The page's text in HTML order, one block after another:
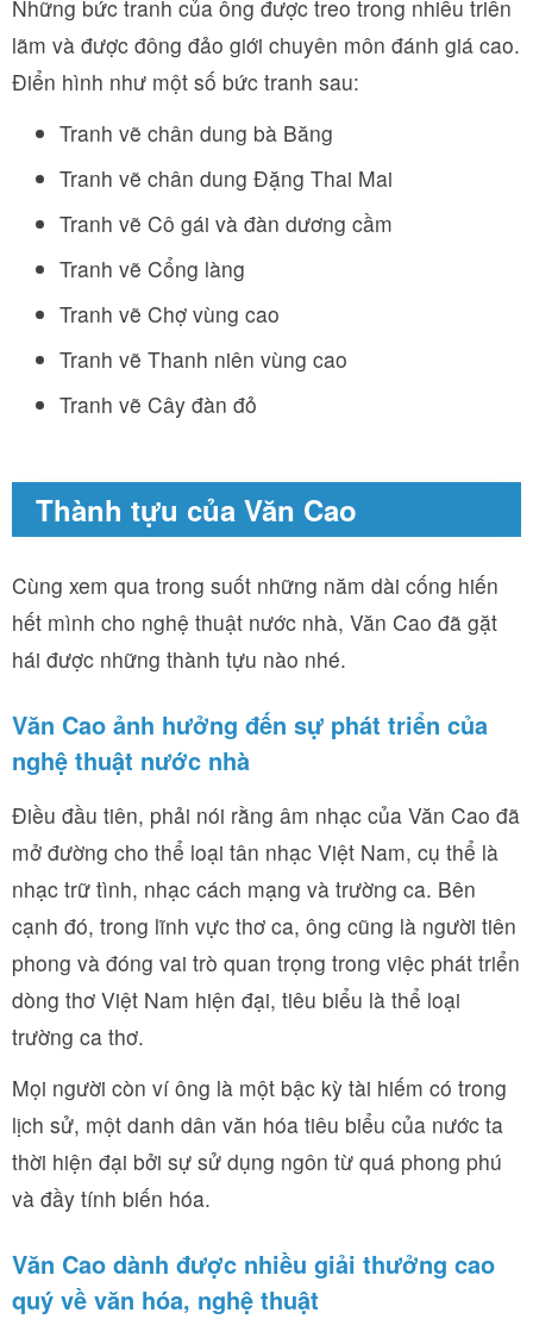
Những bức tranh của ông được treo trong nhiều triển
lãm và được đông đảo giới chuyên môn đánh giá cao.
Điển hình như một số bức tranh sau:
Tranh vẽ chân dung bà Băng
Tranh vẽ chân dung Đặng Thai Mai
Tranh vẽ Cô gái và đàn dương cầm
Tranh vẽ Cổng làng
Tranh vẽ Chợ vùng cao
Tranh vẽ Thanh niên vùng cao
Tranh vẽ Cây đàn đỏ
Thành tựu của Văn Cao
Cùng xem qua trong suốt những năm dài cống hiến
hết mình cho nghệ thuật nước nhà, Văn Cao đã gặt
hái được những thành tựu nào nhé.
Văn Cao ảnh hưởng đến sự phát triển của
nghệ thuật nước nhà
Điều đầu tiên, phải nói rằng âm nhạc của Văn Cao đã
mở đường cho thể loại tân nhạc Việt Nam, cụ thể là
nhạc trữ tình, nhạc cách mạng và trường ca. Bên
cạnh đó, trong lĩnh vực thơ ca, ông cũng là người tiên
phong và đóng vai trò quan trọng trong việc phát triển
dòng thơ Việt Nam hiện đại, tiêu biểu là thể loại
trường ca thơ.
Mọi người còn ví ông là một bậc kỳ tài hiếm có trong
lịch sử, một danh dân văn hóa tiêu biểu của nước ta
thời hiện đại bởi sự sử dụng ngôn từ quá phong phú
và đầy tính biến hóa.
Văn Cao dành được nhiều giải thưởng cao
quý về văn hóa, nghệ thuật